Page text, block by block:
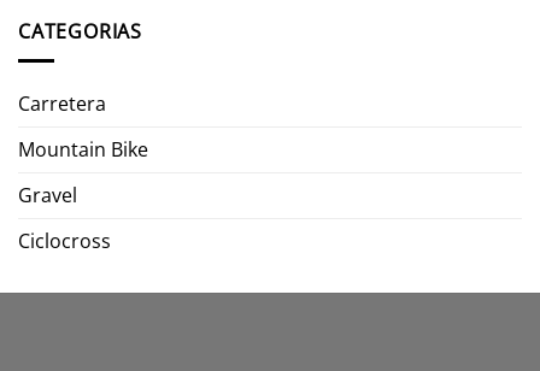
CATEGORIAS
Carretera
Mountain Bike
Gravel
Ciclocross